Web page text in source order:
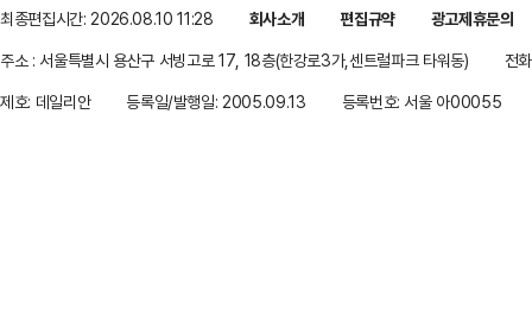
최종편집시간: 2026.08.10 11:28 회사소개 편집규약
광고제휴문의
주소 : 서울특별시 용산구 서빙고로 17, 18층(한강로3가,센트럴파크 타워동)
전
제호: 데일리안
등록일/발행일: 2005.09.13 등록번호: 서울 아00055